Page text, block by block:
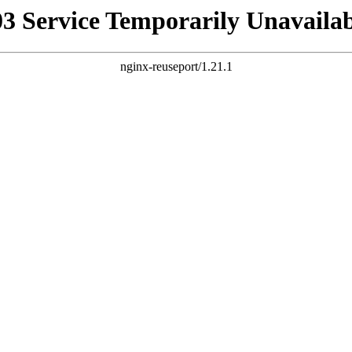
Service Temporarily
nginx-reuseport/1.21.1